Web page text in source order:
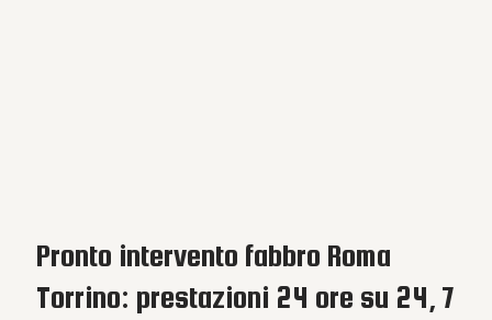
Pronto intervento fabbro Roma
Torrino: prestazioni 24 ore su 24, 7